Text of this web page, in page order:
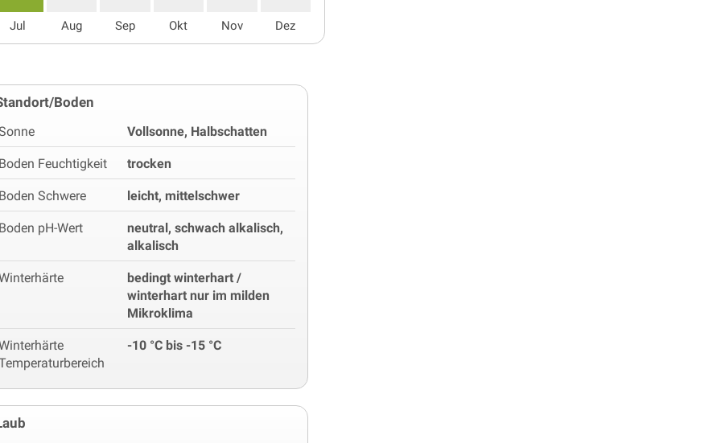
Jul Aug Sep Okt Nov Dez
Boden
Vollsonne, Halbschatten
Feuchtigkeit trocken
Schwere leicht, mittelschwer
pH-Wert
neutral, schwach alkalisch,
alkalisch
bedingt winterhart /
winterhart nur im milden
Mikroklima
-10 °C bis -15 °C